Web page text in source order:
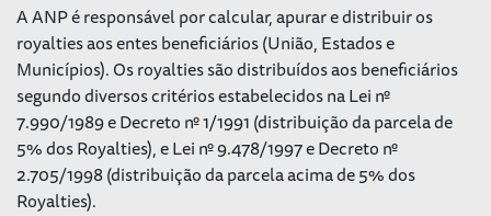
A ANP é responsável por calcular, apurar e distribuir os
royalties aos entes beneficiários (União, Estados e
Municípios). Os royalties são distribuídos aos beneficiários
segundo diversos critérios estabelecidos na Lei nº
7.990/1989 e Decreto nº 1/1991 (distribuição da parcela de
5% dos Royalties), e Lei nº 9.478/1997 e Decreto nº
2.705/1998 (distribuição da parcela acima de 5% dos
Royalties).